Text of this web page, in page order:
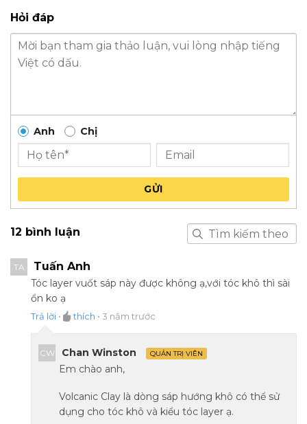
Hỏi đáp
Anh Chị
GỬI
12 bình luận
TA Tuấn Anh
Tóc layer vuốt sáp này được không ạ,với tóc khô thì sài
ổn ko ạ
Trả lời • thích • 3 năm trước
CW Chan Winston QUẢN TRỊ VIÊN
Em chào anh,
Volcanic Clay là dòng sáp hướng khô có thể sử
dụng cho tóc khô và kiểu tóc layer ạ.